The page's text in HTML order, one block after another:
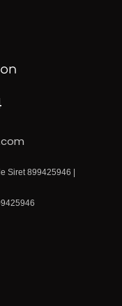
Siret 899425946 |